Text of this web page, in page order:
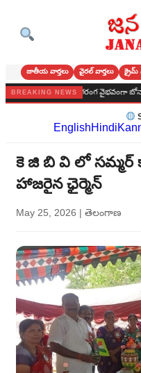
జాతీయ వార్తలు వైరల్ వార్తలు క్రైమ్
BREAKING NEWS
హైస్కూల్‌లో అంగరంగ వైభవంగా బోనాల పండుగ
EnglishHindi
కె జి బి వి లో సమ్మర్
హాజరైన ఛైర్మెన్
May 25, 2026 | తెలంగాణ